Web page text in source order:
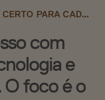
com
e
foco é o
GARANTIMOS O MATCH CERTO PARA CADA DESAFIO